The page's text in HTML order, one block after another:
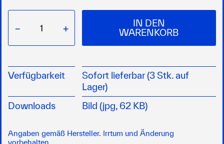
− +
IN DEN
WARENKORB
Verfügbarkeit
Sofort lieferbar (3 Stk. auf
Lager)
Downloads
Bild (jpg, 62 KB)
Angaben gemäß Hersteller. Irrtum und Änderung
vorbehalten.